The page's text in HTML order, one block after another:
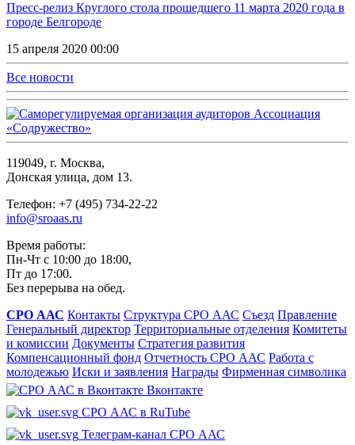
Пресс-релиз Круглого стола прошедшего 11 марта 2020 года в
городе Белгороде
15 апреля 2020 00:00
Все новости
119049, г. Москва,
Донская улица, дом 13.
Телефон: +7 (495) 734-22-22
info@sroaas.ru
Время работы:
Пн-Чт с 10:00 до 18:00,
Пт до 17:00.
Без перерыва на обед.
СРО ААС Контакты Структура СРО ААС Съезд Правление
Генеральный директор Территориальные отделения Комитеты
и комиссии Документы Стратегия развития
Компенсационный фонд Отчетность СРО ААС Работа с
молодежью Иски и заявления Награды Фирменная символика
Вконтакте
СРО ААС в RuTube
Телеграм-канал СРО ААС